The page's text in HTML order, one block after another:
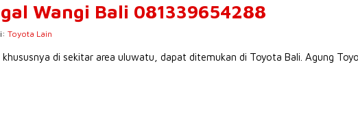
Wangi Bali 081339654288
Toyota Lain
, khususnya di sekitar area uluwatu, dapat ditemukan di Toyota Bali. Agung